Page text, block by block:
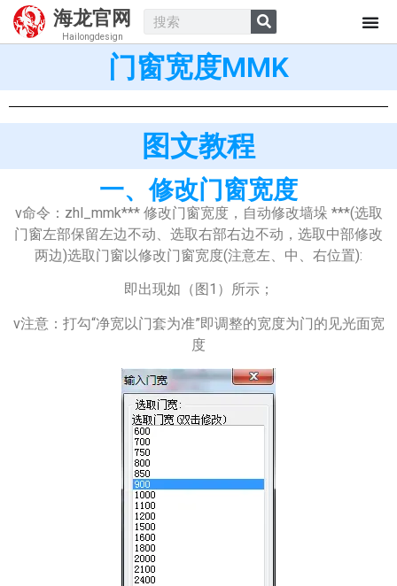
海龙官网
Hailongdesign
门窗宽度MMK
图文教程
一、修改门窗宽度
v命令：zhl_mmk*** 修改门窗宽度，自动修改墙垛 ***(选取
门窗左部保留左边不动、选取右部右边不动，选取中部修改
两边)选取门窗以修改门窗宽度(注意左、中、右位置):
即出现如（图1）所示；
v注意：打勾“净宽以门套为准”即调整的宽度为门的见光面宽
度